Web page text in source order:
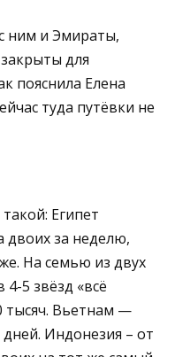
ним и Эмираты,
для
пояснила Елена
туда путёвки не
Египет
двоих за неделю,
На семью из двух
5 звёзд «всё
тысяч. Вьетнам —
дней. Индонезия – от